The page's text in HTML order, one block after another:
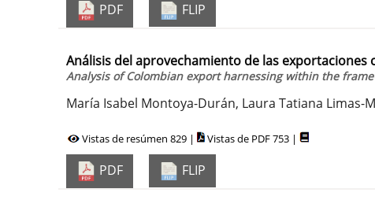
PDF FLIP
Análisis del aprovechamiento de las exportaciones
Analysis of Colombian export harnessing within the
María Isabel Montoya-Durán, Laura Tatiana Limas-
Vistas de resúmen 829 | Vistas de PDF 753 |
PDF FLIP